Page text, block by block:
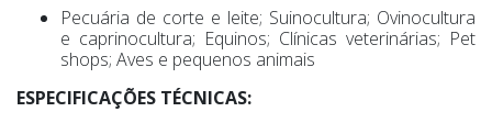
Pecuária de corte e leite; Suinocultura; Ovinocultura
e caprinocultura; Equinos; Clínicas veterinárias; Pet
shops; Aves e pequenos animais
ESPECIFICAÇÕES TÉCNICAS: